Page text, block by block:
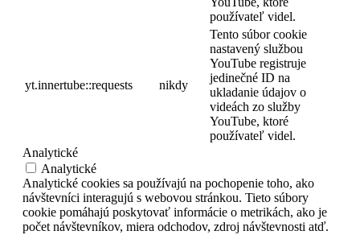
používateľ videl.
yt.innertube::requests nikdy
Tento súbor cookie
nastavený službou
YouTube registruje
jedinečné ID na
ukladanie údajov o
videách zo služby
YouTube, ktoré
používateľ videl.
Analytické
Analytické
Analytické cookies sa používajú na pochopenie toho, ako
návštevníci interagujú s webovou stránkou. Tieto súbory
cookie pomáhajú poskytovať informácie o metrikách, ako je
počet návštevníkov, miera odchodov, zdroj návštevnosti atď.